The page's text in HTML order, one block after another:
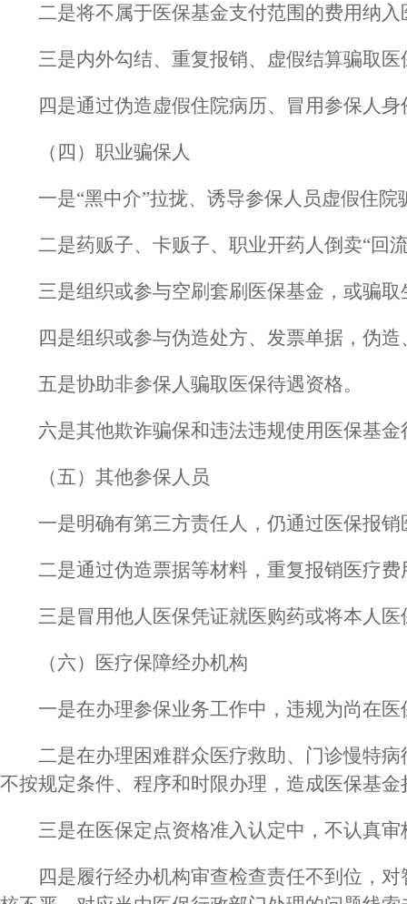
二是将不属于医保基金支付范围的费用纳
三是内外勾结、重复报销、虚假结算骗取医
四是通过伪造虚假住院病历、冒用参保人
（四）职业骗保人
一是“黑中介”拉拢、诱导参保人员虚假住院
二是药贩子、卡贩子、职业开药人倒卖“回
三是组织或参与空刷套刷医保基金，或骗
四是组织或参与伪造处方、发票单据，伪
五是协助非参保人骗取医保待遇资格。
六是其他欺诈骗保和违法违规使用医保基
（五）其他参保人员
一是明确有第三方责任人，仍通过医保报
二是通过伪造票据等材料，重复报销医疗
三是冒用他人医保凭证就医购药或将本人
（六）医疗保障经办机构
一是在办理参保业务工作中，违规为尚在
二是在办理困难群众医疗救助、门诊慢特
不按规定条件、程序和时限办理，造成医保基
三是在医保定点资格准入认定中，不认真
四是履行经办机构审查检查责任不到位，